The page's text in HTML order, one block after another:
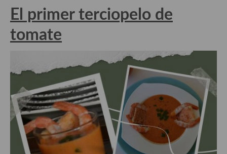
Viajes eno-gastro-turísticos
En El Candelero
Las opiniones de la «Cocinera»
Recetas
Acompañamientos
Airfryer recetas
El primer terciopelo de
tomate